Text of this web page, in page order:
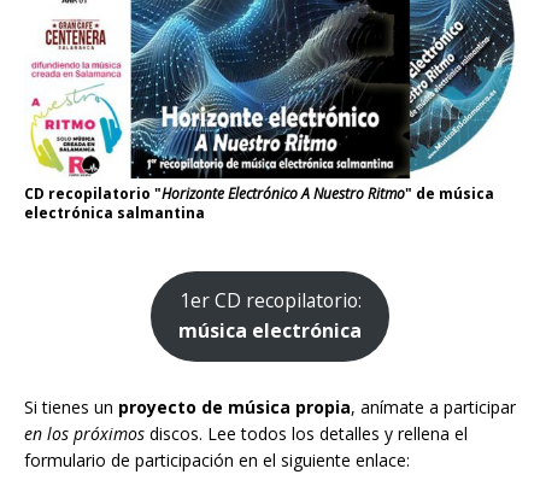
CD recopilatorio "Horizonte Electrónico A Nuestro Ritmo" de música
electrónica salmantina
1er CD recopilatorio:
música electrónica
Si tienes un proyecto de música propia, anímate a participar
en los próximos discos. Lee todos los detalles y rellena el
formulario de participación en el siguiente enlace: